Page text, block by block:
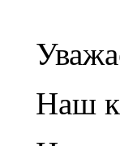
Наш